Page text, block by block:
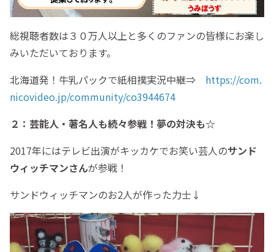
総視聴者数は３０万人以上と多くのファンの皆様にお楽し
みいただいております。
北海道発！牛乳パックで紙相撲実況中継⇒ https://com.
nicovideo.jp/community/co3944674
２：芸能人・著名人も続々参戦！夢の対決も☆
2017年にはテレビ出演がキッカケでお笑い芸人のサンド
ウィッチマンさんが参戦！
サンドウィッチマンのお2人が作った力士↓